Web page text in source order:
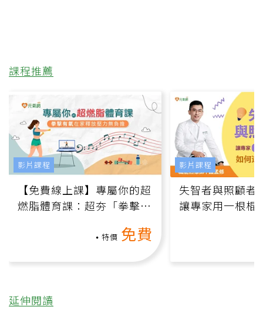
課程推薦
【免費線上課】專屬你的超
燃脂體育課：超夯「拳擊有
特價 免費
影片課程
失智者與照顧者
讓專家用一根棍
影片課程
延伸閱讀